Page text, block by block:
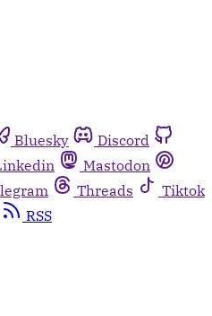
Bluesky
Discord
Mastodon
Threads
Tiktok
RSS